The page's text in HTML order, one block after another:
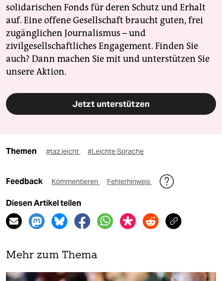
solidarischen Fonds für deren Schutz und Erhalt
auf. Eine offene Gesellschaft braucht guten, frei
zugänglichen Journalismus – und
zivilgesellschaftliches Engagement. Finden Sie
auch? Dann machen Sie mit und unterstützen Sie
unsere Aktion.
Jetzt unterstützen
Themen #taz.leicht #Leichte Sprache
Feedback Kommentieren Fehlerhinweis
Diesen Artikel teilen
Mehr zum Thema